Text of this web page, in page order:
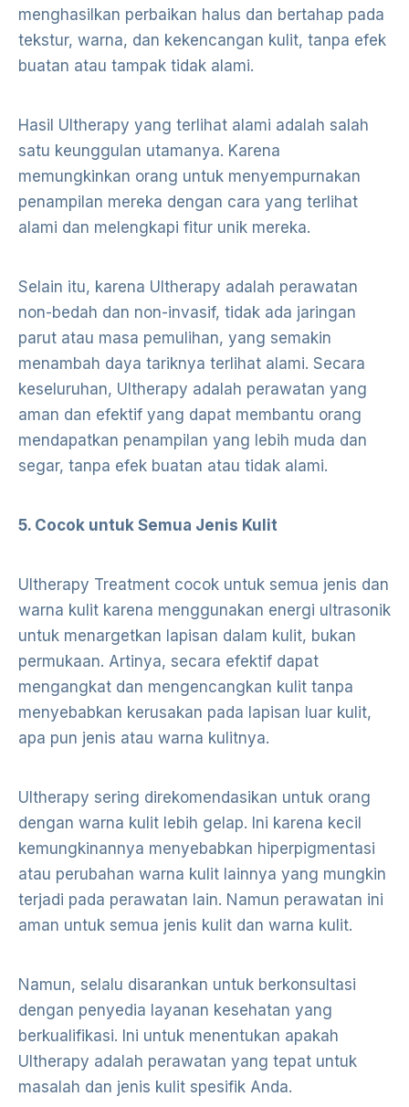
menghasilkan perbaikan halus dan bertahap pada
tekstur, warna, dan kekencangan kulit, tanpa efek
buatan atau tampak tidak alami.
Hasil Ultherapy yang terlihat alami adalah salah
satu keunggulan utamanya. Karena
memungkinkan orang untuk menyempurnakan
penampilan mereka dengan cara yang terlihat
alami dan melengkapi fitur unik mereka.
Selain itu, karena Ultherapy adalah perawatan
non-bedah dan non-invasif, tidak ada jaringan
parut atau masa pemulihan, yang semakin
menambah daya tariknya terlihat alami. Secara
keseluruhan, Ultherapy adalah perawatan yang
aman dan efektif yang dapat membantu orang
mendapatkan penampilan yang lebih muda dan
segar, tanpa efek buatan atau tidak alami.
5. Cocok untuk Semua Jenis Kulit
Ultherapy Treatment cocok untuk semua jenis dan
warna kulit karena menggunakan energi ultrasonik
untuk menargetkan lapisan dalam kulit, bukan
permukaan. Artinya, secara efektif dapat
mengangkat dan mengencangkan kulit tanpa
menyebabkan kerusakan pada lapisan luar kulit,
apa pun jenis atau warna kulitnya.
Ultherapy sering direkomendasikan untuk orang
dengan warna kulit lebih gelap. Ini karena kecil
kemungkinannya menyebabkan hiperpigmentasi
atau perubahan warna kulit lainnya yang mungkin
terjadi pada perawatan lain. Namun perawatan ini
aman untuk semua jenis kulit dan warna kulit.
Namun, selalu disarankan untuk berkonsultasi
dengan penyedia layanan kesehatan yang
berkualifikasi. Ini untuk menentukan apakah
Ultherapy adalah perawatan yang tepat untuk
masalah dan jenis kulit spesifik Anda.